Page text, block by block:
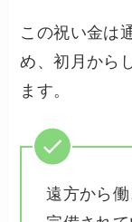
この祝い金は
め、初月から
ます。
遠方から